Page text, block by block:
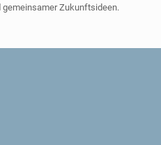
Zukunftsideen.